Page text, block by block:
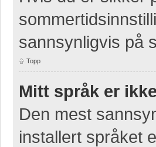
sannsynligvis på
Topp
Mitt språk er
Den mest
installert språket